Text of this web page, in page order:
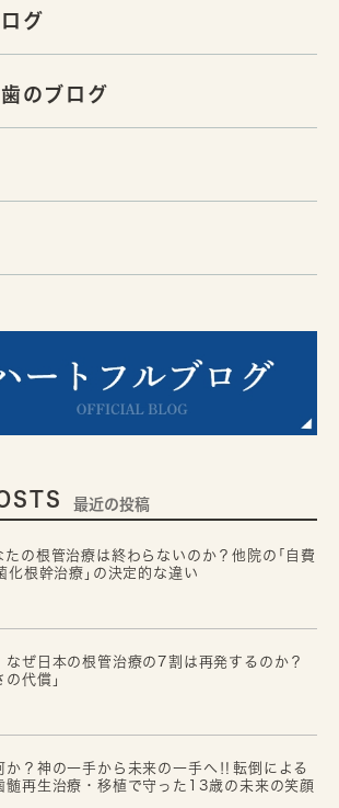
グ
のブログ
最近の投稿
たの根管治療は終わらないのか？他院の｢自費
化根幹治療｣の決定的な違い
なぜ日本の根管治療の7割は再発するのか？
代償」
か？神の一手から未来の一手へ‼転倒による
髄再生治療・移植で守った13歳の未来の笑顔